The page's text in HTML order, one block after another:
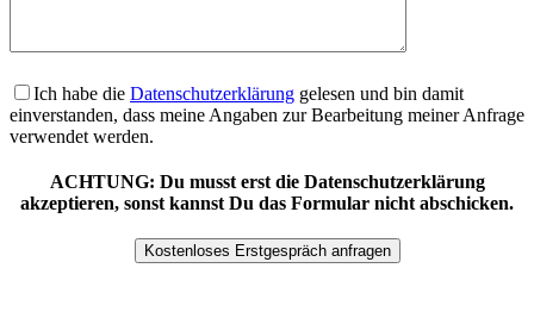
Ich habe die Datenschutzerklärung gelesen und bin damit
einverstanden, dass meine Angaben zur Bearbeitung meiner Anfrage
verwendet werden.
ACHTUNG: Du musst erst die Datenschutzerklärung
akzeptieren, sonst kannst Du das Formular nicht abschicken.